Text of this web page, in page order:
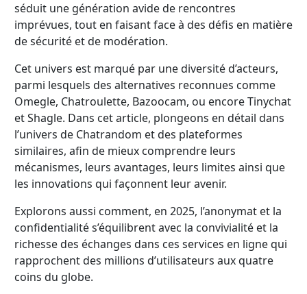
séduit une génération avide de rencontres
imprévues, tout en faisant face à des défis en matière
de sécurité et de modération.
Cet univers est marqué par une diversité d’acteurs,
parmi lesquels des alternatives reconnues comme
Omegle, Chatroulette, Bazoocam, ou encore Tinychat
et Shagle. Dans cet article, plongeons en détail dans
l’univers de Chatrandom et des plateformes
similaires, afin de mieux comprendre leurs
mécanismes, leurs avantages, leurs limites ainsi que
les innovations qui façonnent leur avenir.
Explorons aussi comment, en 2025, l’anonymat et la
confidentialité s’équilibrent avec la convivialité et la
richesse des échanges dans ces services en ligne qui
rapprochent des millions d’utilisateurs aux quatre
coins du globe.